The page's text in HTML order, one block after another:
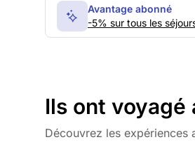
Avantage abonné
-5% sur tous les
Ils ont voyagé
Découvrez les expériences